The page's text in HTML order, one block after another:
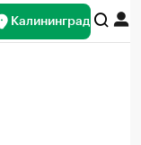
Калининград